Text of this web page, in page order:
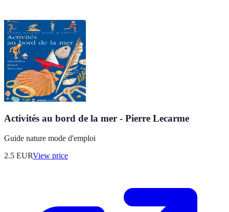
Activités au bord de la mer - Pierre Lecarme
Guide nature mode d'emploi
2.5 EURView price